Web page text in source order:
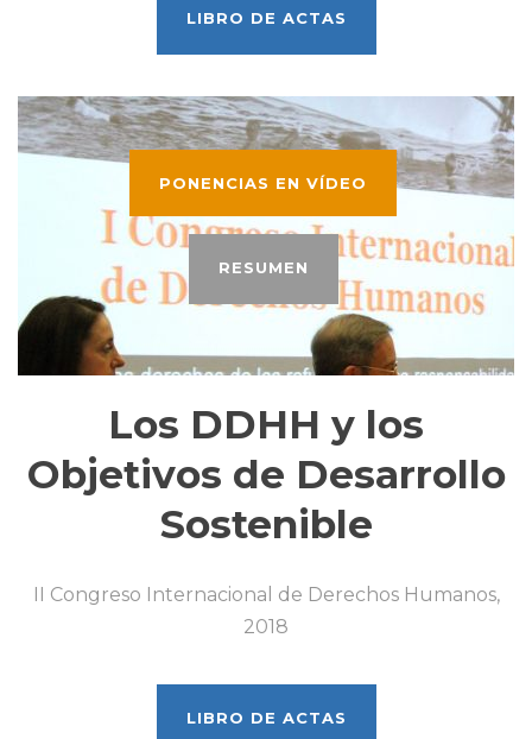
LIBRO DE ACTAS
PONENCIAS EN VÍDEO
RESUMEN
Los DDHH y los
Objetivos de Desarrollo
Sostenible
II Congreso Internacional de Derechos Humanos,
2018
LIBRO DE ACTAS